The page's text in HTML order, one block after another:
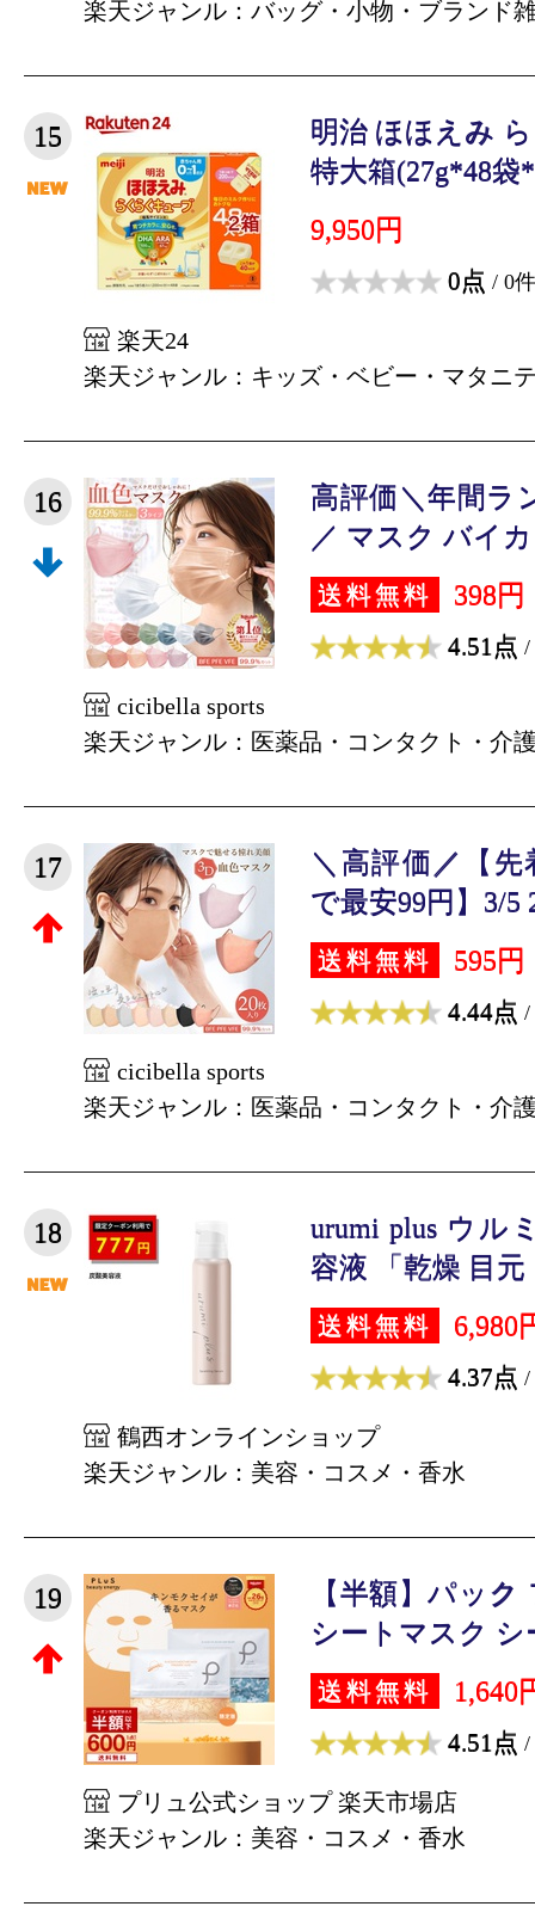
楽天ジャンル：バッグ・小物・ブランド
15
明治 ほほえみ
特大箱(27g*48袋
9,950円
0点 / 0件
楽天24
楽天ジャンル：キッズ・ベビー・マタニ
16
高評価＼年間ラ
／ マスク バイ
送料無料 398円
4.51点 /
cicibella sports
楽天ジャンル：医薬品・コンタクト・介
17
＼高評価／【
で最安99円】3/5
送料無料 595円
4.44点 /
cicibella sports
楽天ジャンル：医薬品・コンタクト・介
18
urumi plus ウル
容液 「乾燥 目元
送料無料 6,980
4.37点 /
鶴西オンラインショップ
楽天ジャンル：美容・コスメ・香水
19
【半額】パッ
シートマスク シ
送料無料 1,640
4.51点 /
プリュ公式ショップ 楽天市場店
楽天ジャンル：美容・コスメ・香水